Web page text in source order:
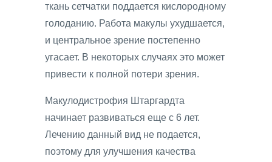
ткань сетчатки поддается кислородному
голоданию. Работа макулы ухудшается,
и центральное зрение постепенно
угасает. В некоторых случаях это может
привести к полной потери зрения.
Макулодистрофия Штаргардта
начинает развиваться еще с 6 лет.
Лечению данный вид не подается,
поэтому для улучшения качества